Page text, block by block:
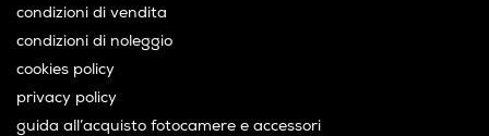
condizioni di vendita
condizioni di noleggio
cookies policy
privacy policy
guida all’acquisto fotocamere e accessori